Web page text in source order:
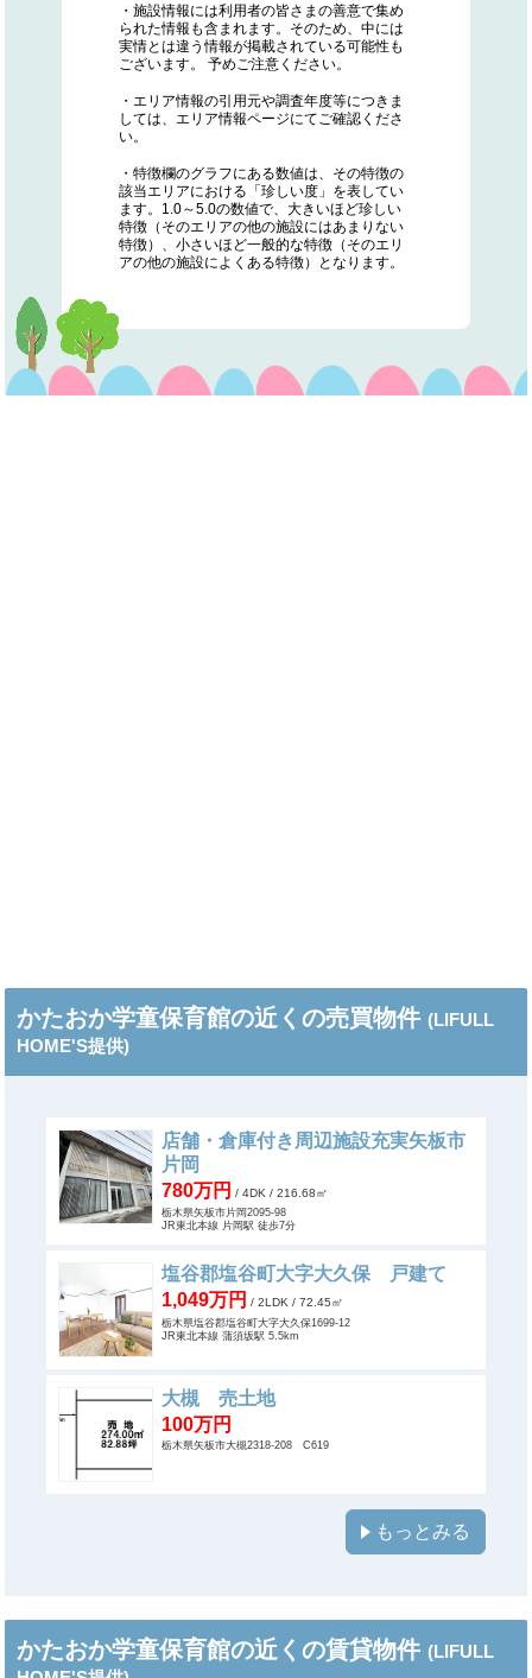
・施設情報には利用者の皆さまの善意で集め
られた情報も含まれます。そのため、中には
実情とは違う情報が掲載されている可能性も
ございます。 予めご注意ください。
・エリア情報の引用元や調査年度等につきま
しては、エリア情報ページにてご確認くださ
い。
・特徴欄のグラフにある数値は、その特徴の
該当エリアにおける「珍しい度」を表してい
ます。1.0～5.0の数値で、大きいほど珍しい
特徴（そのエリアの他の施設にはあまりない
特徴）、小さいほど一般的な特徴（そのエリ
アの他の施設によくある特徴）となります。
かたおか学童保育館の近くの売買物件 (LIFULL
HOME'S提供)
店舗・倉庫付き周辺施設充実矢板市
片岡
780万円 / 4DK / 216.68㎡
栃木県矢板市片岡2095-98
JR東北本線 片岡駅 徒歩7分
塩谷郡塩谷町大字大久保 戸建て
1,049万円 / 2LDK / 72.45㎡
栃木県塩谷郡塩谷町大字大久保1699-12
JR東北本線 蒲須坂駅 5.5km
大槻 売土地
100万円
栃木県矢板市大槻2318-208 C619
もっとみる
かたおか学童保育館の近くの賃貸物件 (LIFULL